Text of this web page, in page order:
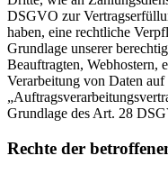
DSGVO zur
haben, eine rechtliche
Grundlage unserer
Beauftragten, Webhostern,
Verarbeitung von Daten auf
Grundlage des Art. 28
Rechte der